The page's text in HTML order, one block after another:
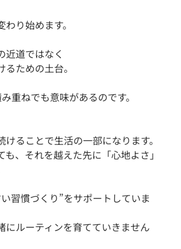
り始めます。
近道ではなく
ための土台。
重ねでも意味があるのです。
ることで生活の一部になります。
、それを越えた先に「心地よさ」
習慣づくり”をサポートしていま
にルーティンを育てていきません